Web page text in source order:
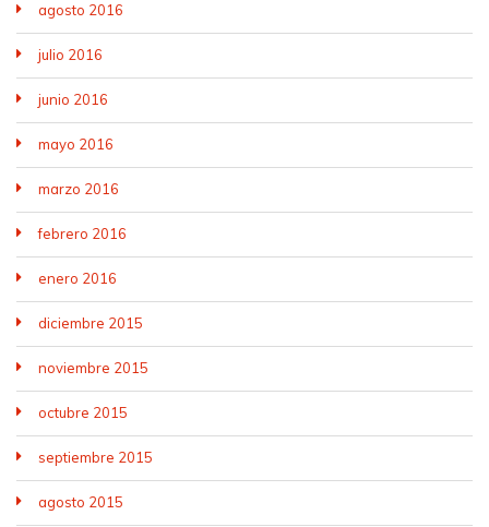
agosto 2016
julio 2016
junio 2016
mayo 2016
marzo 2016
febrero 2016
enero 2016
diciembre 2015
noviembre 2015
octubre 2015
septiembre 2015
agosto 2015